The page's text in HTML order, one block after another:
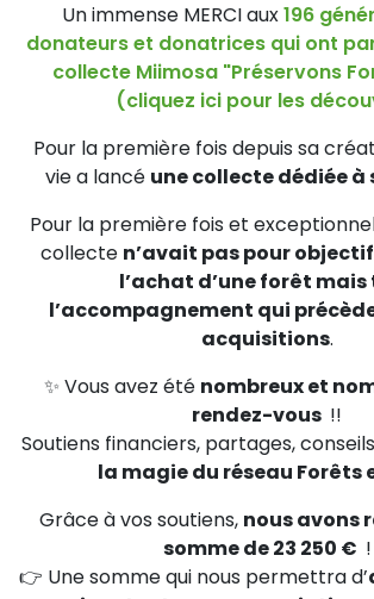
Un immense MERCI aux196
donateurs et donatrices qui ont
collecte Miimosa "Préservons
(cliquez ici pour les
Pour la première fois depuis sa
vie a lancé une collecte dédiée à
Pour la première fois et
collecte n’avait pas pour
l’achat d’une forêt
l’accompagnement qui
acquisitions.
✨ Vous avez été nombreux et
rendez-vous !!
Soutiens financiers, partages,
la magie du réseau Forêts
Grâce à vos soutiens, nous avons
somme de 23 250 € !
👉 Une somme qui nous permettra d’